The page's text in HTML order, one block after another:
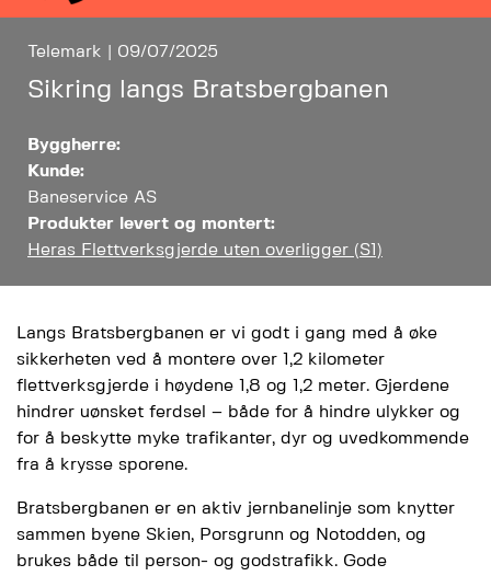
Telemark | 09/07/2025
Sikring langs Bratsbergbanen
Byggherre:
Kunde:
Baneservice AS
Produkter levert og montert:
Heras Flettverksgjerde uten overligger (S1)
Langs Bratsbergbanen er vi godt i gang med å øke
sikkerheten ved å montere over 1,2 kilometer
flettverksgjerde i høydene 1,8 og 1,2 meter. Gjerdene
hindrer uønsket ferdsel – både for å hindre ulykker og
for å beskytte myke trafikanter, dyr og uvedkommende
fra å krysse sporene.
Bratsbergbanen er en aktiv jernbanelinje som knytter
sammen byene Skien, Porsgrunn og Notodden, og
brukes både til person- og godstrafikk. Gode